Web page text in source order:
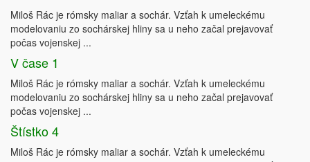
Miloš Rác je rómsky maliar a sochár. Vzťah k umeleckému
modelovaniu zo sochárskej hliny sa u neho začal prejavovať
počas vojenskej ...
V čase 1
Miloš Rác je rómsky maliar a sochár. Vzťah k umeleckému
modelovaniu zo sochárskej hliny sa u neho začal prejavovať
počas vojenskej ...
Štístko 4
Miloš Rác je rómsky maliar a sochár. Vzťah k umeleckému